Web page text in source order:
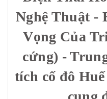
Nghệ Thuật -
Vọng Của
cứng) -
tích cố đô